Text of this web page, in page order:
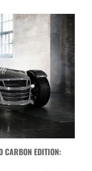
CARBON EDITION: